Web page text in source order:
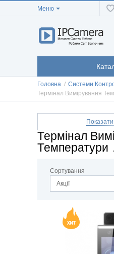
Меню
Головна / Системи
Термінал Вимірування
Термінал
Температури
Сортування
Акції